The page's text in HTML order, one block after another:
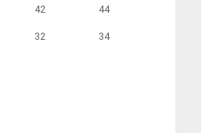
42 44
32 34